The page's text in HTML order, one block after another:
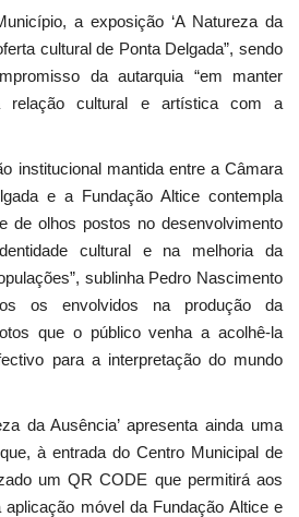
a exposição ‘A Natureza da
cultural de Ponta Delgada”, sendo
da autarquia “em manter
relação cultural e artística com a
institucional mantida entre a Câmara
e a Fundação Altice contempla
de olhos postos no desenvolvimento
cultural e na melhoria da
sublinha Pedro Nascimento
os envolvidos na produção da
que o público venha a acolhê-la
para a interpretação do mundo
da Ausência’ apresenta ainda uma
à entrada do Centro Municipal de
um QR CODE que permitirá aos
móvel da Fundação Altice e